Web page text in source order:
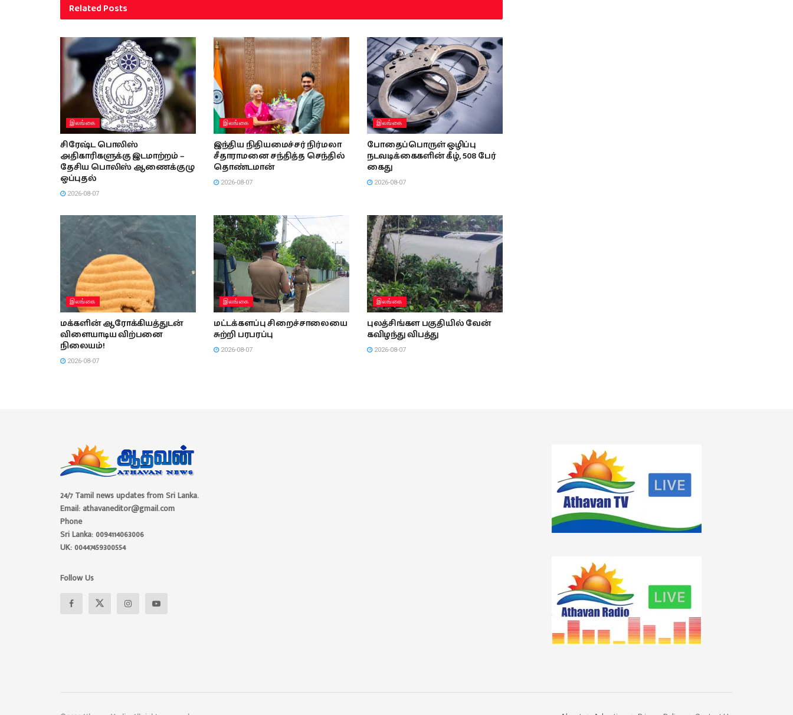
RelatedPosts
இலங்கை
சிரேஷ்ட பொலிஸ்
அதிகாரிகளுக்கு இடமாற்றம் –
தேசிய பொலிஸ் ஆணைக்குழு
ஒப்புதல்
2026-08-07
இலங்கை
இந்திய நிதியமைச்சர் நிர்மலா
சீதாராமனை சந்தித்த செந்தில்
தொண்டமான்
2026-08-07
இலங்கை
போதைப்பொருள் ஒழிப்பு
நடவடிக்கைகளின் கீழ், 508 பேர்
கைது
2026-08-07
இலங்கை
மக்களின் ஆரோக்கியத்துடன்
விளையாடிய விற்பனை
நிலையம்!
2026-08-07
இலங்கை
மட்டக்களப்பு சிறைச்சாலையை
சுற்றி பரபரப்பு
2026-08-07
இலங்கை
புலத்சிங்கள பகுதியில் வேன்
கவிழந்து விபத்து
2026-08-07
24/7 Tamil news updates from Sri Lanka.
Email: athavaneditor@gmail.com
Phone
Sri Lanka: 0094114063006
UK: 00447459300554
Follow Us